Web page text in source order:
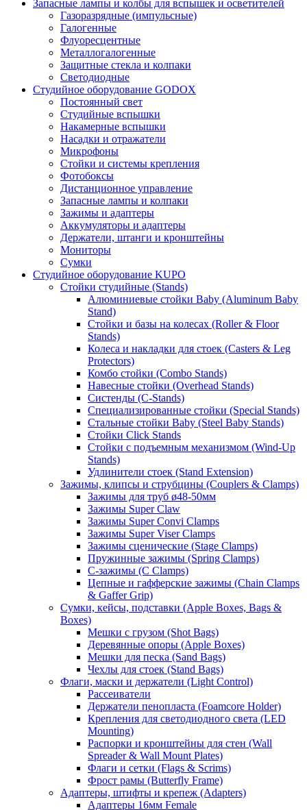
Запасные лампы и колбы для вспышек и осветителей
Газоразрядные (импульсные)
Галогенные
Флуоресцентные
Металлогалогенные
Защитные стекла и колпаки
Светодиодные
Студийное оборудование GODOX
Постоянный свет
Студийные вспышки
Накамерные вспышки
Насадки и отражатели
Микрофоны
Стойки и системы крепления
Фотобоксы
Дистанционное управление
Запасные лампы и колпаки
Зажимы и адаптеры
Аккумуляторы и адаптеры
Держатели, штанги и кронштейны
Мониторы
Сумки
Студийное оборудование KUPO
Стойки студийные (Stands)
Алюминиевые стойки Baby (Aluminum Baby
Stand)
Стойки и базы на колесах (Roller & Floor
Stands)
Колеса и накладки для стоек (Casters & Leg
Protectors)
Комбо стойки (Combo Stands)
Навесные стойки (Overhead Stands)
Систенды (C-Stands)
Специализированные стойки (Special Stands)
Стальные стойки Baby (Steel Baby Stands)
Стойки Click Stands
Стойки с подъемным механизмом (Wind-Up
Stands)
Удлинители стоек (Stand Extension)
Зажимы, клипсы и струбцины (Couplers & Clamps)
Зажимы для труб ø48-50мм
Зажимы Super Claw
Зажимы Super Convi Clamps
Зажимы Super Viser Clamps
Зажимы сценические (Stage Clamps)
Пружинные зажимы (Spring Clamps)
С-зажимы (C Clamps)
Цепные и гафферские зажимы (Chain Clamps
& Gaffer Grip)
Сумки, кейсы, подставки (Apple Boxes, Bags &
Boxes)
Мешки с грузом (Shot Bags)
Деревянные опоры (Apple Boxes)
Мешки для песка (Sand Bags)
Чехлы для стоек (Stand Bags)
Флаги, маски и держатели (Light Control)
Рассеиватели
Держатели пенопласта (Foamcore Holder)
Крепления для светодиодного света (LED
Mounting)
Распорки и кронштейны для стен (Wall
Spreader & Wall Mount Plates)
Флаги и сетки (Flags & Scrims)
Фрост рамы (Butterfly Frame)
Адаптеры, штифты и крепеж (Adapters)
Адаптеры 16мм Female